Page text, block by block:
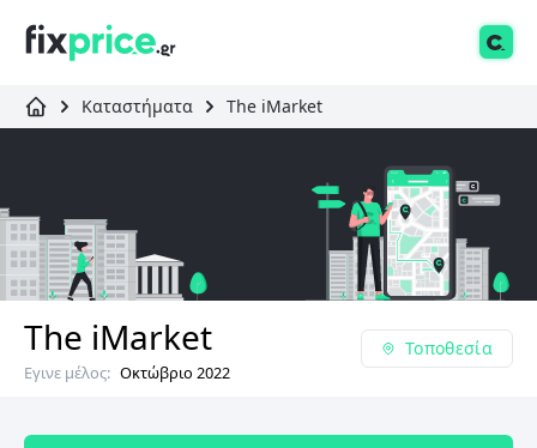
Καταστήματα The iMarket
The iMarket
Εγινε μέλος: Οκτώβριο 2022
Τοποθεσία